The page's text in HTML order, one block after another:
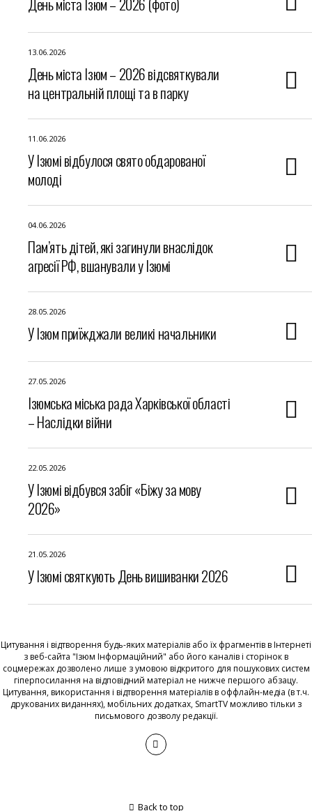
13.06.2026
День міста Ізюм – 2026 відсвяткували
на центральній площі та в парку
11.06.2026
У Ізюмі відбулося свято обдарованої
молоді
04.06.2026
Пам’ять дітей, які загинули внаслідок
агресії РФ, вшанували у Ізюмі
28.05.2026
У Ізюм приїжджали великі начальники
27.05.2026
Ізюмська міська рада Харківської області
– Наслідки війни
22.05.2026
У Ізюмі відбувся забіг «Біжу за мову
2026»
21.05.2026
У Ізюмі святкують День вишиванки 2026
Цитування і відтворення будь-яких матеріалів або їх фрагментів в Інтернеті
з веб-сайта "Ізюм Інформаційний" або його каналів і сторінок в
соцмережах дозволено лише з умовою відкритого для пошукових систем
гіперпосилання на відповідний матеріал не нижче першого абзацу.
Цитування, використання і відтворення матеріалів в оффлайн-медіа (в т.ч.
друкованих виданнях), мобільних додатках, SmartTV можливо тільки з
письмового дозволу редакції.
Back to top